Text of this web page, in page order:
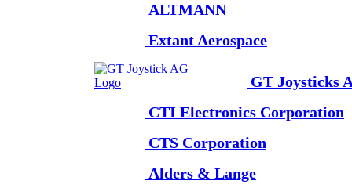
ALTMANN
Extant Aerospace
GT Joysticks
CTI Electronics Corporation
CTS Corporation
Alders & Lange